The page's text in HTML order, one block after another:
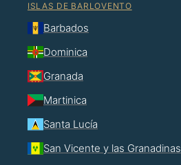
ISLAS DE BARLOVENTO
Barbados
Dominica
Granada
Martinica
Santa Lucía
San Vicente y las Granadinas